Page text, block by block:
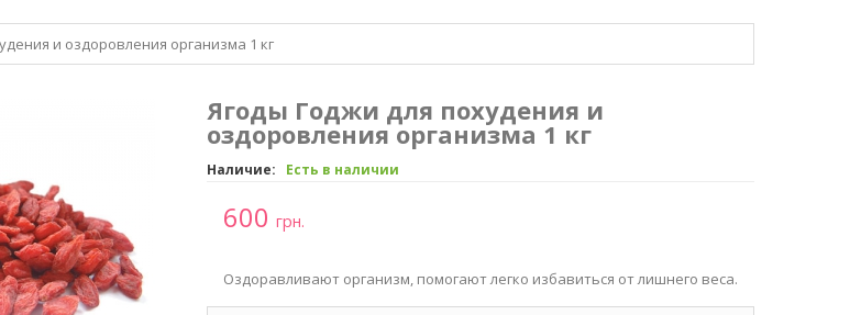
и оздоровления организма 1 кг
Ягоды Годжи для похудения и
оздоровления организма 1 кг
Наличие: Есть в наличии
600 грн.
Оздоравливают организм, помогают легко избавиться от лишнего веса.